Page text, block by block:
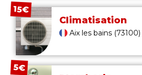
Climatisation
Aix les bains (73100)
15€
5€